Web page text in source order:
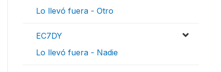
Lo llevó fuera - Otro
EC7DY
Lo llevó fuera - Nadie